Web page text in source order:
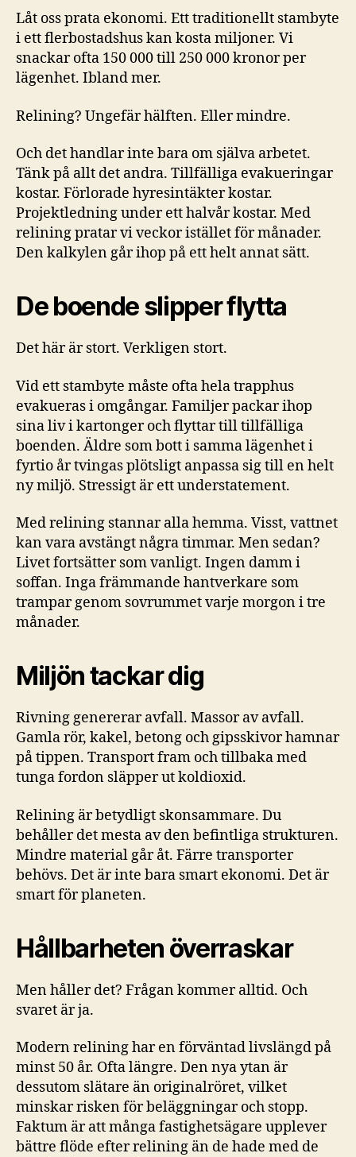
Låt oss prata ekonomi. Ett traditionellt stambyte
i ett flerbostadshus kan kosta miljoner. Vi
snackar ofta 150 000 till 250 000 kronor per
lägenhet. Ibland mer.
Relining? Ungefär hälften. Eller mindre.
Och det handlar inte bara om själva arbetet.
Tänk på allt det andra. Tillfälliga evakueringar
kostar. Förlorade hyresintäkter kostar.
Projektledning under ett halvår kostar. Med
relining pratar vi veckor istället för månader.
Den kalkylen går ihop på ett helt annat sätt.
De boende slipper flytta
Det här är stort. Verkligen stort.
Vid ett stambyte måste ofta hela trapphus
evakueras i omgångar. Familjer packar ihop
sina liv i kartonger och flyttar till tillfälliga
boenden. Äldre som bott i samma lägenhet i
fyrtio år tvingas plötsligt anpassa sig till en helt
ny miljö. Stressigt är ett understatement.
Med relining stannar alla hemma. Visst, vattnet
kan vara avstängt några timmar. Men sedan?
Livet fortsätter som vanligt. Ingen damm i
soffan. Inga främmande hantverkare som
trampar genom sovrummet varje morgon i tre
månader.
Miljön tackar dig
Rivning genererar avfall. Massor av avfall.
Gamla rör, kakel, betong och gipsskivor hamnar
på tippen. Transport fram och tillbaka med
tunga fordon släpper ut koldioxid.
Relining är betydligt skonsammare. Du
behåller det mesta av den befintliga strukturen.
Mindre material går åt. Färre transporter
behövs. Det är inte bara smart ekonomi. Det är
smart för planeten.
Hållbarheten överraskar
Men håller det? Frågan kommer alltid. Och
svaret är ja.
Modern relining har en förväntad livslängd på
minst 50 år. Ofta längre. Den nya ytan är
dessutom slätare än originalröret, vilket
minskar risken för beläggningar och stopp.
Faktum är att många fastighetsägare upplever
bättre flöde efter relining än de hade med de